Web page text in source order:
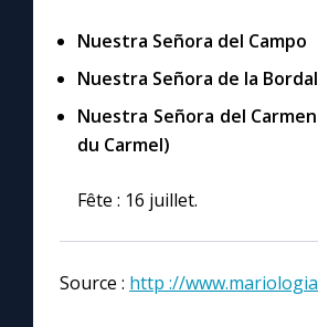
Une Minute avec Marie
Une neuvaine
1000 Raisons de Croire
Nuestra Señora del Campo
Nuestra Señora de la
Nuestra Señora del
du Carmel)
Fête : 16 juillet.
Source : http ://